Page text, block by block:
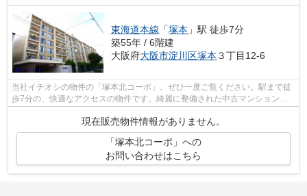
東海道本線 「塚本 」駅 徒歩7分
築55年 / 6階建
大阪府大阪市淀川区塚本 ３丁目12-6
当社イチオシの物件の「塚本北コーポ」。ぜひ一度ご覧ください。駅まで徒
歩7分の、快適なアクセスの物件です。綺麗に整備された中古マンションで
現在販売物件情報がありません。
「塚本北コーポ」への
お問い合わせはこちら